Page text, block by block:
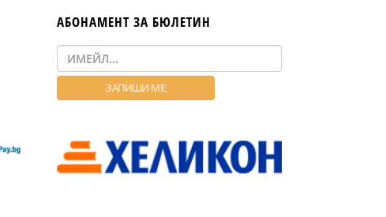
АБОНАМЕНТ ЗА БЮЛЕТИН